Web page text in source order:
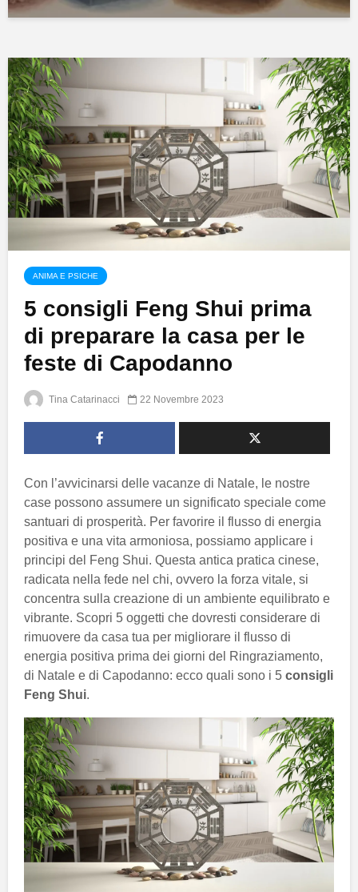
ANIMA E PSICHE
5 consigli Feng Shui prima
di preparare la casa per le
feste di Capodanno
Tina Catarinacci 22 Novembre 2023
Con l’avvicinarsi delle vacanze di Natale, le nostre
case possono assumere un significato speciale come
santuari di prosperità. Per favorire il flusso di energia
positiva e una vita armoniosa, possiamo applicare i
principi del Feng Shui. Questa antica pratica cinese,
radicata nella fede nel chi, ovvero la forza vitale, si
concentra sulla creazione di un ambiente equilibrato e
vibrante. Scopri 5 oggetti che dovresti considerare di
rimuovere da casa tua per migliorare il flusso di
energia positiva prima dei giorni del Ringraziamento,
di Natale e di Capodanno: ecco quali sono i 5 consigli
Feng Shui.